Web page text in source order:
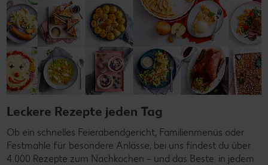
Leckere Rezepte jeden Tag
Ob ein schnelles Feierabendgericht, Familienmenüs oder
Festmahle für besondere Anlässe, bei uns findest du über
4.000 Rezepte zum Nachkochen – und das Beste: in jedem